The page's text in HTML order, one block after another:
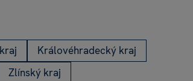
Královéhradecký kraj
Zlínský kraj